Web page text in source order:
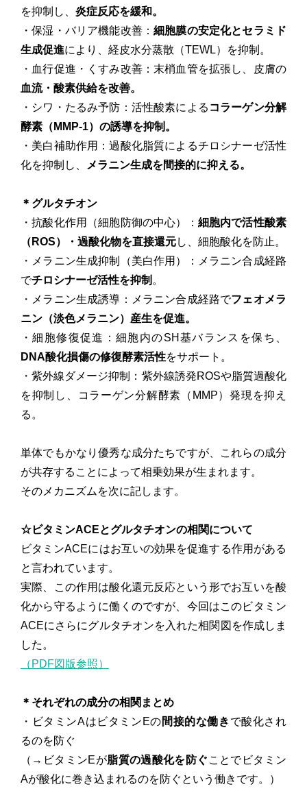
を抑制し、 炎症反応を緩和。
・保湿・バリア機能改善：細胞膜の安定化とセラミド
生成促進により、経皮水分蒸散（TEWL）を抑制。
・血行促進・くすみ改善：末梢血管を拡張し、皮膚の
血流・酸素供給を改善。
・シワ・たるみ予防：活性酸素による コラーゲン分解
酵素（MMP-1）の誘導を抑制。
・美白補助作用：過酸化脂質によるチロシナーゼ活性
化を抑制し、
メラニン生成を間接的に抑える。
＊グルタチオン
・抗酸化作用（細胞防御の中心）： 細胞内で活性酸素
（ROS）・過酸化物を直接還元し、細胞酸化を防止。
・メラニン生成抑制（美白作用）：メラニン合成経路
でチロシナーゼ活性を抑制 。
・メラニン生成誘導：メラニン合成経路でフェオメラ
ニン（淡色メラニン）産生を促進。
・細胞修復促進：細胞内のSH基バランスを保ち、
DNA酸化損傷の修復酵素活性をサポート。
・紫外線ダメージ抑制：紫外線誘発ROSや脂質過酸化
を抑制し、コラーゲン分解酵素（MMP）発現を抑え
る。
単体でもかなり優秀な成分たちですが、これらの成分
が共存することによって相乗効果が生まれます。
そのメカニズムを次に記します。
☆ビタミンACEとグルタチオンの相関について
ビタミンACEにはお互いの効果を促進する作用がある
と言われています。
実際、この作用は酸化還元反応という形でお互いを酸
化から守るように働くのですが、今回はこのビタミン
ACEにさらにグルタチオンを入れた相関図を作成しま
した。
（PDF図版参照）
＊それぞれの成分の相関まとめ
・ビタミンAはビタミンEの間接的な働き で酸化され
るのを防ぐ
（→ビタミンEが脂質の過酸化を防ぐ ことでビタミン
Aが酸化に巻き込まれるのを防ぐという働きです。）